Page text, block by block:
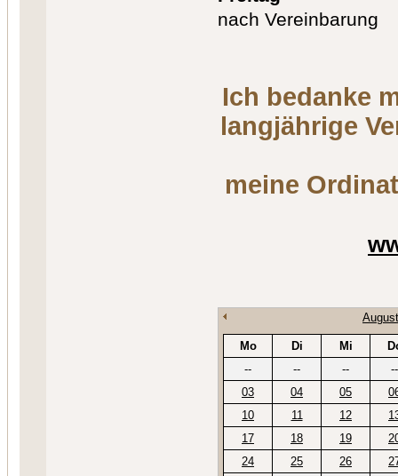
nach Vereinbarung
Ich bedanke
langjährige
meine
Mo Di Mi
--
-- --
--
03
04 05
10
11 12
17
18 19
24
25 26